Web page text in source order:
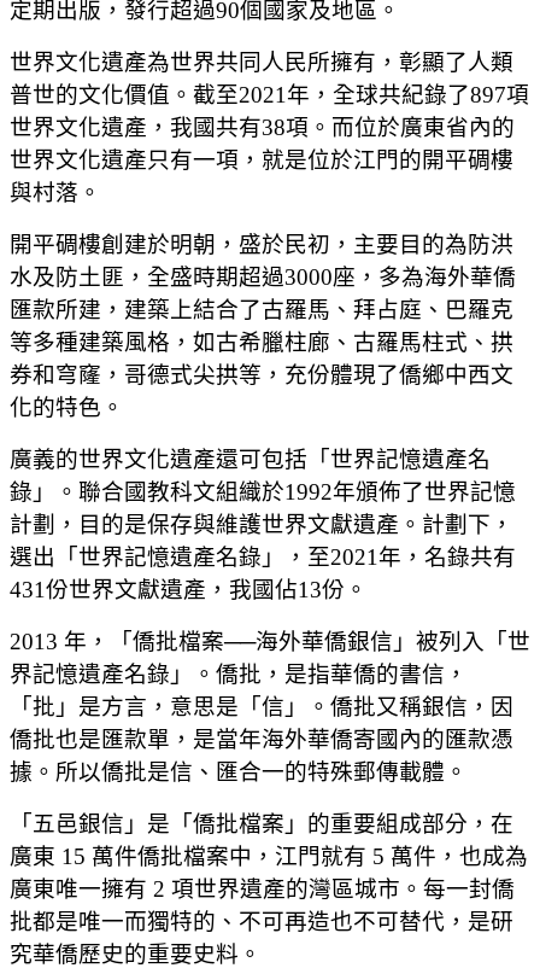
定期出版，發行超過90個國家及地區。
世界文化遺產為世界共同人民所擁有，彰顯了人類
普世的文化價值。截至2021年，全球共紀錄了897項
世界文化遺產，我國共有38項。而位於廣東省內的
世界文化遺產只有一項，就是位於江門的開平碉樓
與村落。
開平碉樓創建於明朝，盛於民初，主要目的為防洪
水及防土匪，全盛時期超過3000座，多為海外華僑
匯款所建，建築上結合了古羅馬、拜占庭、巴羅克
等多種建築風格，如古希臘柱廊、古羅馬柱式、拱
券和穹窿，哥德式尖拱等，充份體現了僑鄉中西文
化的特色。
廣義的世界文化遺產還可包括「世界記憶遺產名
錄」。聯合國教科文組織於1992年頒佈了世界記憶
計劃，目的是保存與維護世界文獻遺產。計劃下，
選出「世界記憶遺產名錄」，至2021年，名錄共有
431份世界文獻遺產，我國佔13份。
2013 年，「僑批檔案──海外華僑銀信」被列入「世
界記憶遺產名錄」。僑批，是指華僑的書信，
「批」是方言，意思是「信」。僑批又稱銀信，因
僑批也是匯款單，是當年海外華僑寄國內的匯款憑
據。所以僑批是信、匯合一的特殊郵傳載體。
「五邑銀信」是「僑批檔案」的重要組成部分，在
廣東 15 萬件僑批檔案中，江門就有 5 萬件，也成為
廣東唯一擁有 2 項世界遺產的灣區城市。每一封僑
批都是唯一而獨特的、不可再造也不可替代，是研
究華僑歷史的重要史料。